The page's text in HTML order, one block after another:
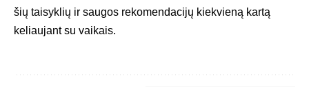
šių taisyklių ir saugos rekomendacijų kiekvieną kartą
keliaujant su vaikais.